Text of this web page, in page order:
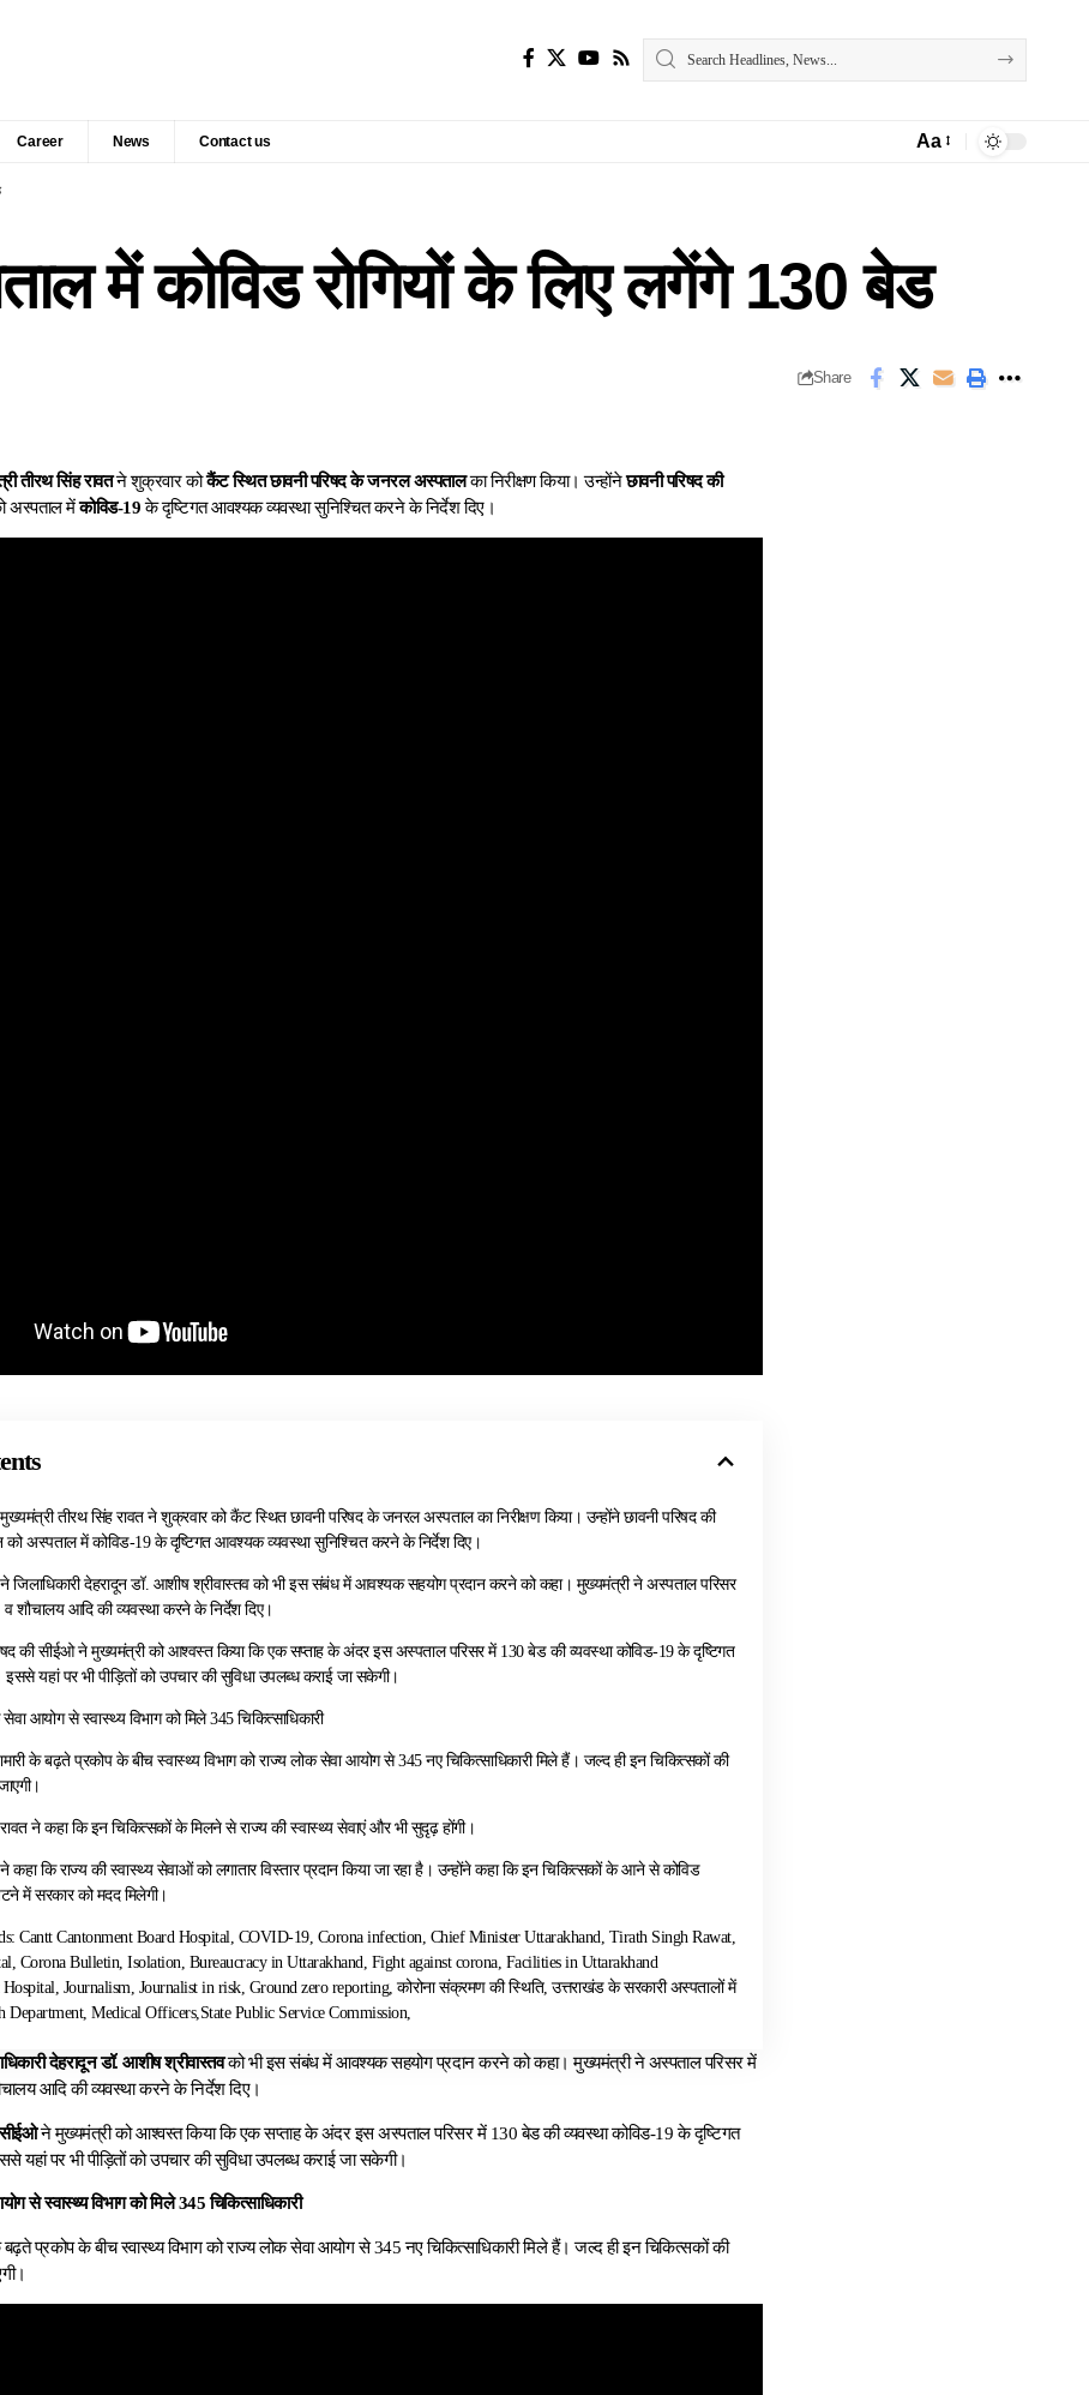
Career News Contact us Aa
में कोविड रोगियों के लिए लगेंगे 130 बेड
Share
तीरथ सिंह रावतने शुक्रवार कोकैंट स्थित छावनी परिषद के जनरल अस्पतालका निरीक्षण किया। उन्होंनेछावनी परिषद की
अस्पताल मेंकोविड-19के दृष्टिगत आवश्यक व्यवस्था सुनिश्चित करने के निर्देश दिए।
तीरथ सिंह रावत ने शुक्रवार को कैंट स्थित छावनी परिषद के जनरल अस्पताल का निरीक्षण किया। उन्होंने छावनी परिषद की
अस्पताल में कोविड-19 के दृष्टिगत आवश्यक व्यवस्था सुनिश्चित करने के निर्देश दिए।
जिलाधिकारी देहरादून डॉ. आशीष श्रीवास्तव को भी इस संबंध में आवश्यक सहयोग प्रदान करने को कहा। मुख्यमंत्री ने अस्पताल परिसर
शौचालय आदि की व्यवस्था करने के निर्देश दिए।
की सीईओ ने मुख्यमंत्री को आश्वस्त किया कि एक सप्ताह के अंदर इस अस्पताल परिसर में 130 बेड की व्यवस्था कोविड-19 के दृष्टिगत
इससे यहां पर भी पीड़ितों को उपचार की सुविधा उपलब्ध कराई जा सकेगी।
आयोग से स्वास्थ्य विभाग को मिले 345 चिकित्साधिकारी
के बढ़ते प्रकोप के बीच स्वास्थ्य विभाग को राज्य लोक सेवा आयोग से 345 नए चिकित्साधिकारी मिले हैं। जल्द ही इन चिकित्सकों की
ने कहा कि इन चिकित्सकों के मिलने से राज्य की स्वास्थ्य सेवाएं और भी सुदृढ़ होंगी।
कहा कि राज्य की स्वास्थ्य सेवाओं को लगातार विस्तार प्रदान किया जा रहा है। उन्होंने कहा कि इन चिकित्सकों के आने से कोविड
में सरकार को मदद मिलेगी।
Cantt Cantonment Board Hospital, COVID-19, Corona infection, Chief Minister Uttarakhand, Tirath Singh Rawat,
Corona Bulletin, Isolation, Bureaucracy in Uttarakhand, Fight against corona, Facilities in Uttarakhand
Journalism, Journalist in risk, Ground zero reporting, कोरोना संक्रमण की स्थिति, उत्तराखंड के सरकारी अस्पतालों में
Department, Medical Officers,State Public Service Commission,
देहरादून डॉ. आशीष श्रीवास्तवको भी इस संबंध में आवश्यक सहयोग प्रदान करने को कहा। मुख्यमंत्री ने अस्पताल परिसर में
आदि की व्यवस्था करने के निर्देश दिए।
सीईओने मुख्यमंत्री को आश्वस्त किया कि एक सप्ताह के अंदर इस अस्पताल परिसर में 130 बेड की व्यवस्था कोविड-19 के दृष्टिगत
यहां पर भी पीड़ितों को उपचार की सुविधा उपलब्ध कराई जा सकेगी।
से स्वास्थ्य विभाग को मिले 345 चिकित्साधिकारी
बढ़ते प्रकोप के बीच स्वास्थ्य विभाग को राज्य लोक सेवा आयोग से 345 नए चिकित्साधिकारी मिले हैं। जल्द ही इन चिकित्सकों की